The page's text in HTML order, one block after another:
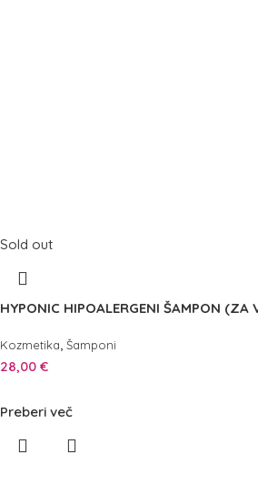
Sold out
HYPONIC HIPOALERGENI ŠAMPON (ZA
Kozmetika, Šamponi
28,00 €
Preberi več